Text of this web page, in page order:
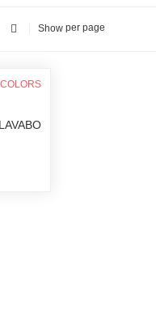
Show per page